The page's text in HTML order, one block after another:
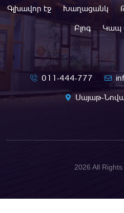
Գլխավոր էջ Խաղացանկ
Բլոգ
Կապ
011-444-777
Սայաթ-
2026 All